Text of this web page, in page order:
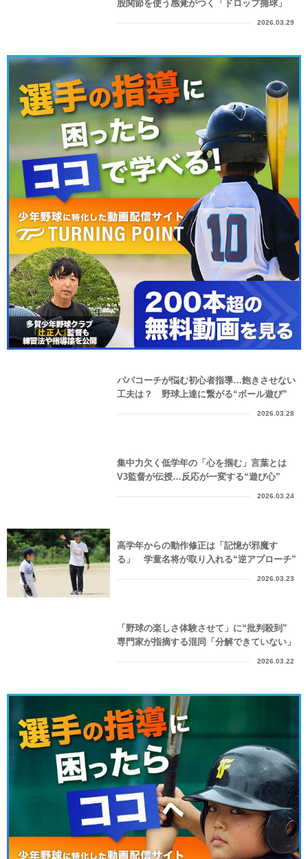
股関節を使う感覚がつく「ドロップ捕球」
2026.03.29
パパコーチが悩む初心者指導…飽きさせない
工夫は？ 野球上達に繋がる“ボール遊び”
2026.03.28
集中力欠く低学年の「心を掴む」言葉とは
V3監督が伝授…反応が一変する“遊び心”
2026.03.24
高学年からの動作修正は「記憶が邪魔す
る」 学童名将が取り入れる“逆アプローチ”
2026.03.23
「野球の楽しさ体験させて」に“批判殺到”
専門家が指摘する混同「分解できていない」
2026.03.22